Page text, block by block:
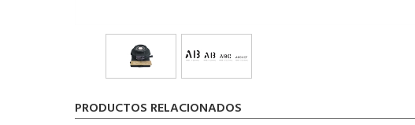
PRODUCTOS RELACIONADOS